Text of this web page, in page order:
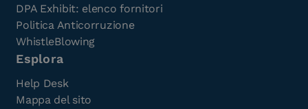
DPA Exhibit: elenco fornitori
Politica Anticorruzione
WhistleBlowing
Esplora
Help Desk
Mappa del sito